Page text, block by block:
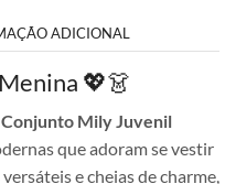
ADICIONAL
💖👗
Conjunto Mily Juvenil
que adoram se vestir
e cheias de charme,